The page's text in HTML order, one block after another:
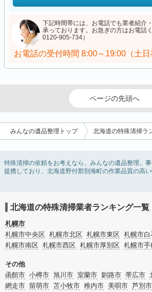
下記時間帯には、お電話でも業者紹介
承っております。お急ぎの方はお電話
0120-905-734）
お電話の受付時間 8:00～19:00（土日
ページの先頭へ
みんなの遺品整理トップ 北海道の特殊清掃ラ
特殊清掃の依頼をお考えなら、みんなの遺品整理。
提携しており、北海道野付郡別海町の作業品質の高
ます。孤独死・孤立死に伴う不用品の処分・回収・
合はリフォームによる原状回復・オゾン脱臭機によ
消臭サービスなど絞り込み条件を利用し検索してみま
また故人のご遺族だけでなく不動産管理会社様やオ
のご担当者様でも相談できます。
北海道の特殊清掃業者ランキング一覧
札幌市
札幌市中央区 札幌市北区 札幌市東区 札幌市白
札幌市南区 札幌市西区 札幌市厚別区 札幌市手
その他
函館市 小樽市 旭川市 室蘭市 釧路市 帯広市
網走市 留萌市 苫小牧市 稚内市 美唄市 芦別市